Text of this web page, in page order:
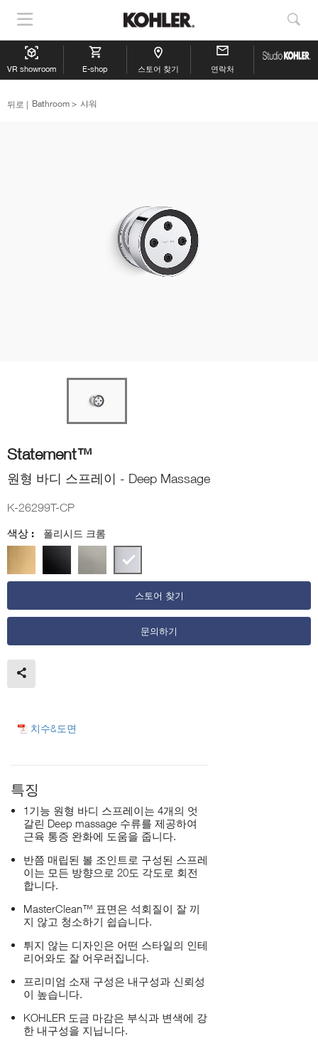
내
비
게
이
표
검
색
보
VR showroom E-shop 스토어 찾기 연락처
뒤로 Bathroom 샤워
Statement™
원형 바디 스프레이 - Deep Massage
K-26299T-CP
색상 :
폴리시드 크롬
스토어 찾기
문의하기
치수&도면
특징
1기능 원형 바디 스프레이는 4개의 엇
갈린 Deep massage 수류를 제공하여
근육 통증 완화에 도움을 줍니다.
반쯤 매립된 볼 조인트로 구성된 스프레
이는 모든 방향으로 20도 각도로 회전
합니다.
MasterClean™ 표면은 석회질이 잘 끼
지 않고 청소하기 쉽습니다.
튀지 않는 디자인은 어떤 스타일의 인테
리어와도 잘 어우러집니다.
프리미엄 소재 구성은 내구성과 신뢰성
이 높습니다.
KOHLER 도금 마감은 부식과 변색에 강
한 내구성을 지닙니다.